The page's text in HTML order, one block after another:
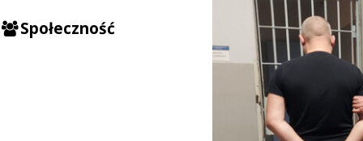
Społeczność